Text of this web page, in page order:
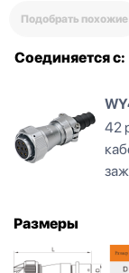
Подобрать похожие
Соединяется с:
Размеры